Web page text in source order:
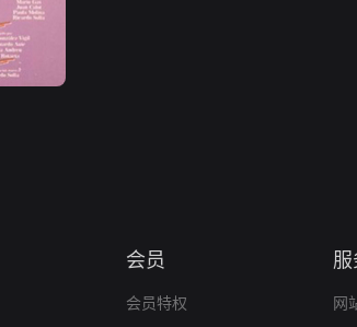
会员
会员特权
服
网